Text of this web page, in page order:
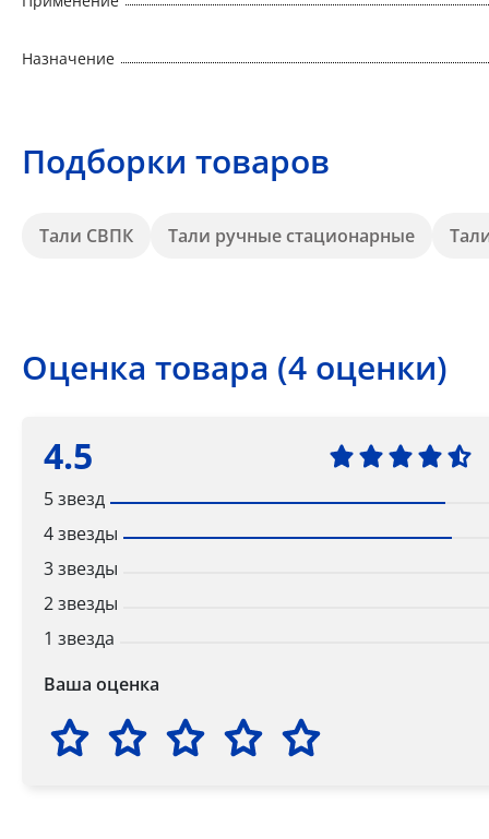
Назначение
Подборки товаров
Тали СВПК Тали ручные стационарные
Оценка товара (4 оценки)
4.5
5 звезд
4 звезды
3 звезды
2 звезды
1 звезда
Ваша оценка